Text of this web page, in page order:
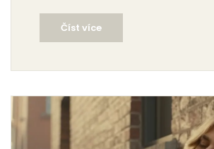
Číst více